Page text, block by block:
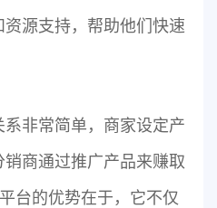
源支持，帮助他们快速
非常简单，商家设定产
商通过推广产品来赚取
台的优势在于，它不仅